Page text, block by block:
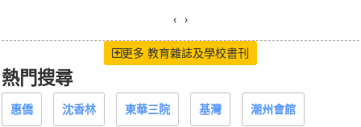
‹ ›
更多 教育雜誌及學校書刊
熱門搜尋
惠僑 沈香林 東華三院 基灣 潮州會館